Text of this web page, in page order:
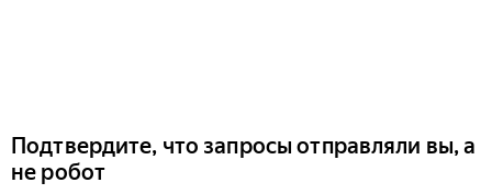
Подтвердите, что запросы отправляли вы, а
не робот